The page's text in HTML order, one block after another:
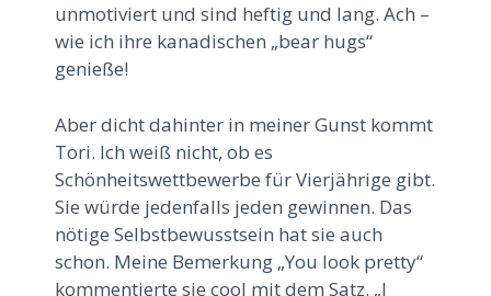
unmotiviert und sind heftig und lang. Ach –
wie ich ihre kanadischen „bear hugs“
genieße!
Aber dicht dahinter in meiner Gunst kommt
Tori. Ich weiß nicht, ob es
Schönheitswettbewerbe für Vierjährige gibt.
Sie würde jedenfalls jeden gewinnen. Das
nötige Selbstbewusstsein hat sie auch
schon. Meine Bemerkung „You look pretty“
kommentierte sie cool mit dem Satz. „I